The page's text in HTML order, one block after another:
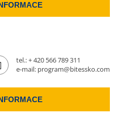
tel.:+ 420 566 789 311
e-mail: program@bitessko.com